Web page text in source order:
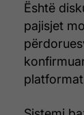
Është
pajisjet